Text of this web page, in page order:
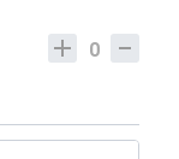
0